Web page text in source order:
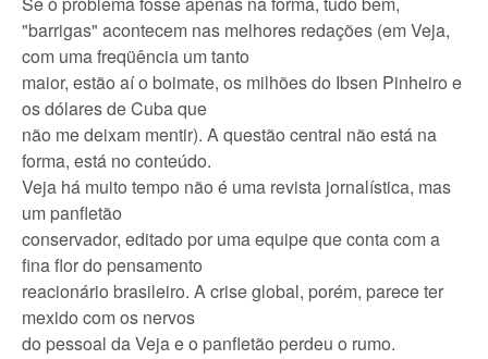
"barrigas" acontecem nas melhores redações (em Veja,
com uma freqüência um tanto
maior, estão aí o boimate, os milhões do Ibsen Pinheiro e
os dólares de Cuba que
não me deixam mentir). A questão central não está na
forma, está no conteúdo.
Veja há muito tempo não é uma revista jornalística, mas
um panfletão
conservador, editado por uma equipe que conta com a
fina flor do pensamento
reacionário brasileiro. A crise global, porém, parece ter
mexido com os nervos
do pessoal da Veja e o panfletão perdeu o rumo.